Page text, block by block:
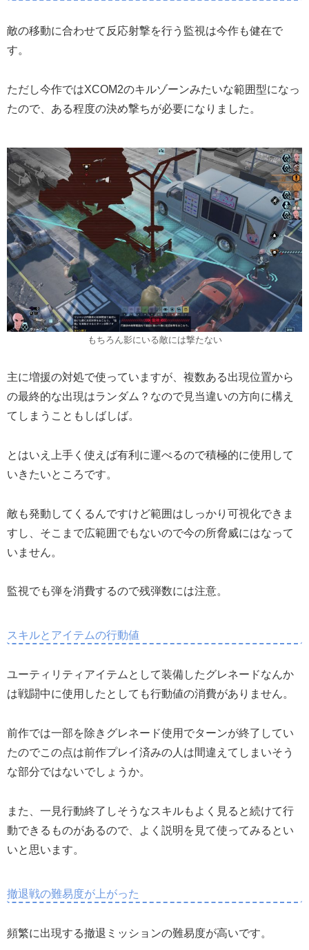
敵の移動に合わせて反応射撃を行う監視は今作も健在で
す。
ただし今作ではXCOM2のキルゾーンみたいな範囲型になっ
たので、ある程度の決め撃ちが必要になりました。
もちろん影にいる敵には撃たない
主に増援の対処で使っていますが、複数ある出現位置から
の最終的な出現はランダム？なので見当違いの方向に構え
てしまうこともしばしば。
とはいえ上手く使えば有利に運べるので積極的に使用して
いきたいところです。
敵も発動してくるんですけど範囲はしっかり可視化できま
すし、そこまで広範囲でもないので今の所脅威にはなって
いません。
監視でも弾を消費するので残弾数には注意。
スキルとアイテムの行動値
ユーティリティアイテムとして装備したグレネードなんか
は戦闘中に使用したとしても行動値の消費がありません。
前作では一部を除きグレネード使用でターンが終了してい
たのでこの点は前作プレイ済みの人は間違えてしまいそう
な部分ではないでしょうか。
また、一見行動終了しそうなスキルもよく見ると続けて行
動できるものがあるので、よく説明を見て使ってみるとい
いと思います。
撤退戦の難易度が上がった
頻繁に出現する撤退ミッションの難易度が高いです。